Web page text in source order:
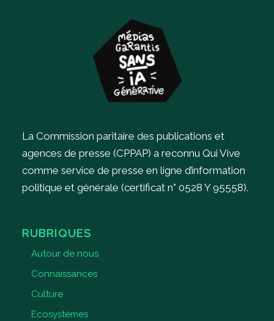
La Commission paritaire des publications et
agences de presse (CPPAP) a reconnu Qui Vive
comme service de presse en ligne d’information
politique et générale (certificat n° 0528 Y 95558).
RUBRIQUES
Autour de nous
Connaissances
Culture
Ecosystèmes